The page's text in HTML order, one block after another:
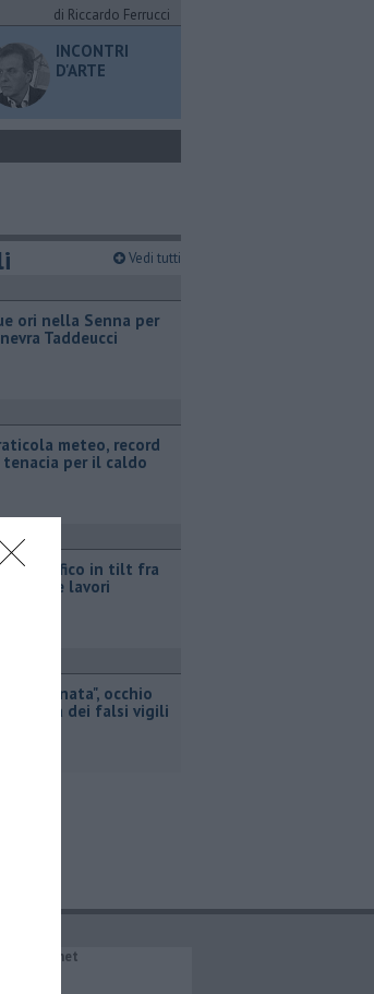
di Riccardo Ferrucci
INCONTRI
D'ARTE
Vedi tutti
ori nella Senna per
Taddeucci
meteo, record
tenacia per il caldo
traffico in tilt fra
e lavori
clonata", occhio
truffa dei falsi vigili